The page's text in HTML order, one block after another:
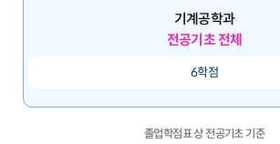
기계공학과
전공기초 전체
6학점
졸업학점표 상 전공기초 기준